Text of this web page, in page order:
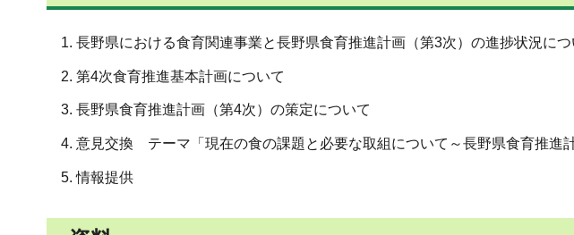
1. 長野県における食育関連事業と長野県食育推進計画（第3次）の進捗状況につ
2. 第4次食育推進基本計画について
3. 長野県食育推進計画（第4次）の策定について
4. 意見交換 テーマ「現在の食の課題と必要な取組について～長野県食育推進
5. 情報提供